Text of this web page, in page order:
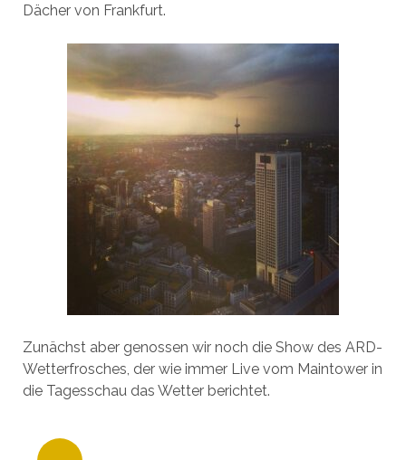
Dächer von Frankfurt.
Zunächst aber genossen wir noch die Show des ARD-
Wetterfrosches, der wie immer Live vom Maintower in
die Tagesschau das Wetter berichtet.